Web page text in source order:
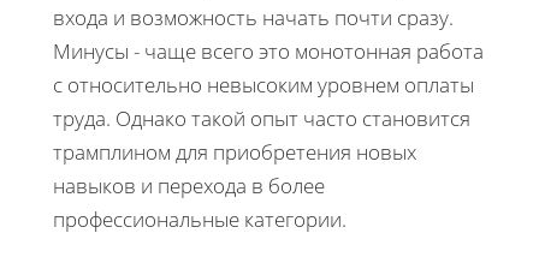
входа и возможность начать почти сразу.
Минусы - чаще всего это монотонная работа
с относительно невысоким уровнем оплаты
труда. Однако такой опыт часто становится
трамплином для приобретения новых
навыков и перехода в более
профессиональные категории.